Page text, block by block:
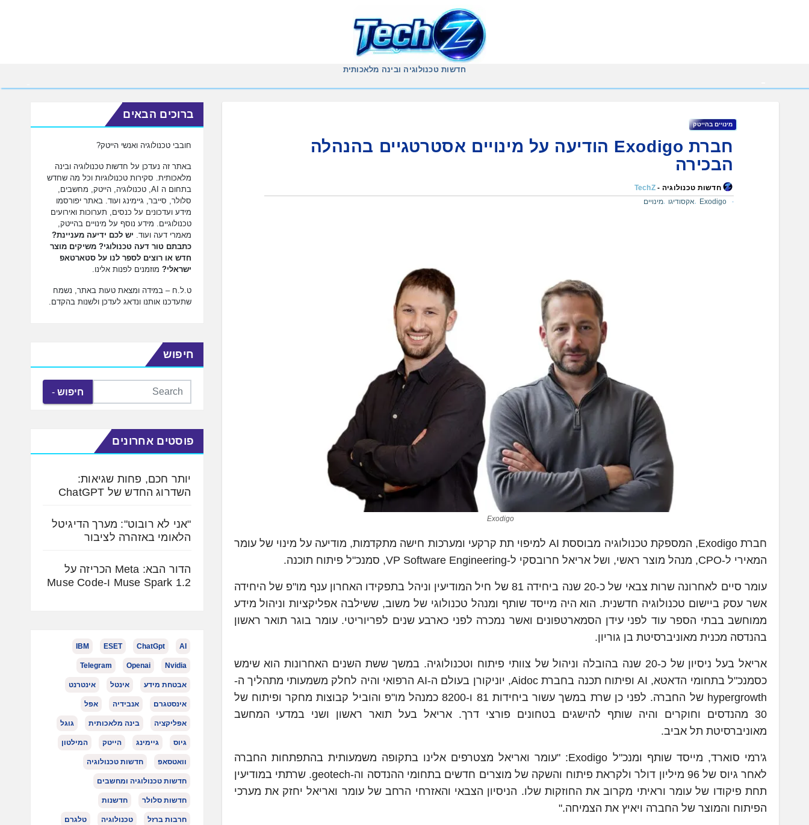
חדשות טכנולוגיה ובינה מלאכותית
מינויים בהייטק
חברת Exodigo הודיעה על מינויים אסטרטגיים בהנהלה
הבכירה
חדשות טכנולוגיה -TechZ
Exodigo
,אקסודיגו ,מינויים
Exodigo
חברת Exodigo, המספקת טכנולוגיה מבוססת AI למיפוי תת קרקעי ומערכות חישה מתקדמות, מודיעה על מינוי של עומר
המאירי ל-CPO, מנהל מוצר ראשי, ושל אריאל חרובסקי ל-VP Software Engineering, סמנכ"ל פיתוח תוכנה.
עומר סיים לאחרונה שרות צבאי של כ-20 שנה ביחידה 81 של חיל המודיעין וניהל בתפקידו האחרון ענף מו"פ של היחידה
אשר עסק ביישום טכנולוגיה חדשנית. הוא היה מייסד שותף ומנהל טכנולוגי של משוב, ששילבה אפליקציות וניהול מידע
ממוחשב בבתי הספר עוד לפני עידן הסמארטפונים ואשר נמכרה לפני כארבע שנים לפריוריטי. עומר בוגר תואר ראשון
בהנדסה מכנית מאוניברסיטת בן גוריון.
אריאל בעל ניסיון של כ-20 שנה בהובלה וניהול של צוותי פיתוח וטכנולוגיה. במשך ששת השנים האחרונות הוא שימש
כסמנכ"ל בתחומי הדאטא, AI ופיתוח תכנה בחברת Aidoc, יוניקורן בעולם ה-AI הרפואי והיה לחלק משמעותי מתהליך ה-
hypergrowth של החברה. לפני כן שרת במשך עשור ביחידות 81 ו-8200 כמנהל מו"פ והוביל קבוצות מחקר ופיתוח של
30 מהנדסים וחוקרים והיה שותף להישגים בטחונים פורצי דרך. אריאל בעל תואר ראשון ושני במדעי המחשב
מאוניברסיטת תל אביב.
ג'רמי סוארד, מייסד שותף ומנכ"ל Exodigo: "עומר ואריאל מצטרפים אלינו בתקופה משמעותית בהתפתחות החברה
לאחר גיוס של 96 מיליון דולר ולקראת פיתוח והשקה של מוצרים חדשים בתחומי ההנדסה וה-geotech. שרתתי במודיעין
תחת פיקודו של עומר וראיתי מקרוב את החוזקות שלו. הניסיון הצבאי והאזרחי הרחב של עומר ואריאל יחזק את מערכי
הפיתוח והמוצר של החברה ויאיץ את הצמיחה."
ברוכים הבאים
חובבי טכנולוגיה ואנשי הייטק?
באתר זה נעדכן על חדשות טכנולוגיה ובינה
מלאכותית. סקירות טכנולוגיות וכל מה שחדש
בתחום ה AI, טכנולוגיה, הייטק, מחשבים,
סלולר, סייבר, גיימינג ועוד. באתר יפורסמו
מידע ועדכונים על כנסים, תערוכות ואירועים
טכנולוגיים. מידע נוסף על מינויים בהייטק,
מאמרי דעה ועוד. יש לכם ידיעה מעניינת?
כתבתם טור דעה טכנולוגי? משיקים מוצר
חדש או רוצים לספר לנו על סטארטאפ
ישראלי? מוזמנים לפנות אלינו.
ט.ל.ח – במידה ומצאת טעות באתר, נשמח
שתעדכנו אותנו ונדאג לעדכן ולשנות בהקדם.
חיפוש
חיפוש
פוסטים אחרונים
יותר חכם, פחות שגיאות:
השדרוג החדש של ChatGPT
"אני לא רובוט": מערך הדיגיטל
הלאומי באזהרה לציבור
הדור הבא: Meta הכריזה על
Muse Spark 1.2 ו-Muse Code
AI
ChatGpt
ESET
IBM
Nvidia
Openai
Telegram
אבטחת מידע אינטל אינטרנט
אינסטגרם אנבידיה אפל
אפליקציה בינה מלאכותית גוגל
גיוס גיימינג הייטק המילטון
וואטסאפ חדשות טכנולוגיה
חדשות טכנולוגיה ומחשבים
חדשות סלולר חדשנות
חרבות ברזל טכנולוגיה טלגרם